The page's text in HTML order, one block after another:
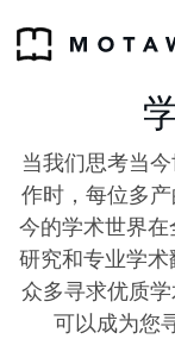
当我们思考当
作时，每位多
今的学术世界
研究和专业学
众多寻求优质
可以成为您